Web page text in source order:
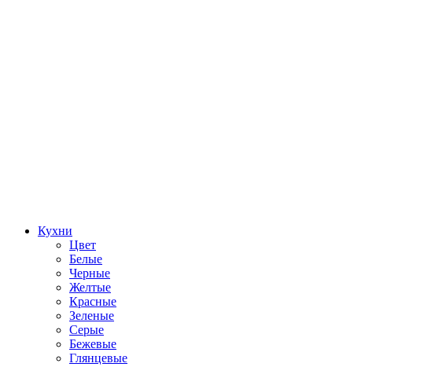
Кухни
Цвет
Белые
Черные
Желтые
Красные
Зеленые
Серые
Бежевые
Глянцевые